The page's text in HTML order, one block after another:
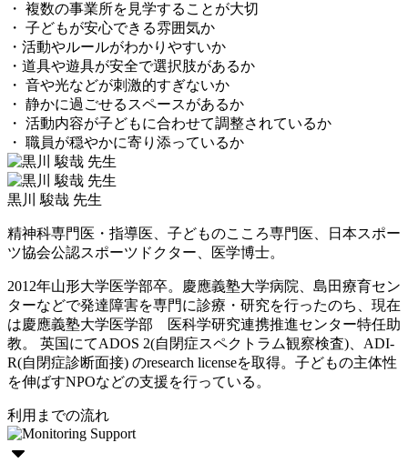
・ 複数の事業所を見学することが大切
・ 子どもが安心できる雰囲気か
・活動やルールがわかりやすいか
・道具や遊具が安全で選択肢があるか
・ 音や光などが刺激的すぎないか
・ 静かに過ごせるスペースがあるか
・ 活動内容が子どもに合わせて調整されているか
・ 職員が穏やかに寄り添っているか
黒川 駿哉 先生
精神科専門医・指導医、子どものこころ専門医、日本スポー
ツ協会公認スポーツドクター、医学博士。
2012年山形大学医学部卒。慶應義塾大学病院、島田療育セン
ターなどで発達障害を専門に診療・研究を行ったのち、現在
は慶應義塾大学医学部 医科学研究連携推進センター特任助
教。 英国にてADOS 2(自閉症スペクトラム観察検査)、ADI-
R(自閉症診断面接) のresearch licenseを取得。子どもの主体性
を伸ばすNPOなどの支援を行っている。
利用までの流れ